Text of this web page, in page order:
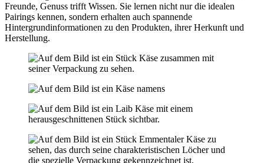
Freunde, Genuss trifft Wissen. Sie lernen nicht nur die idealen
Pairings kennen, sondern erhalten auch spannende
Hintergrundinformationen zu den Produkten, ihrer Herkunft und
Herstellung.